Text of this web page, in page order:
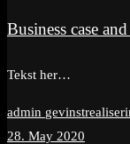
Business case
Tekst her…
admin
28. May 2020